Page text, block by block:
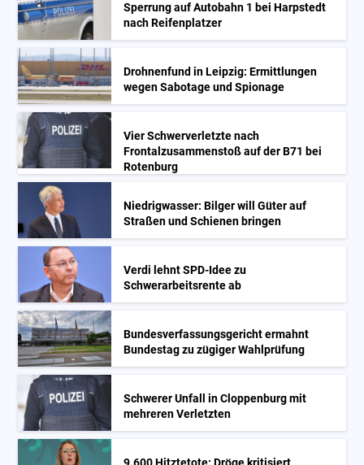
Sperrung auf Autobahn 1 bei Harpstedt
nach Reifenplatzer
Drohnenfund in Leipzig: Ermittlungen
wegen Sabotage und Spionage
Vier Schwerverletzte nach
Frontalzusammenstoß auf der B71 bei
Rotenburg
Niedrigwasser: Bilger will Güter auf
Straßen und Schienen bringen
Verdi lehnt SPD-Idee zu
Schwerarbeitsrente ab
Bundesverfassungsgericht ermahnt
Bundestag zu zügiger Wahlprüfung
Schwerer Unfall in Cloppenburg mit
mehreren Verletzten